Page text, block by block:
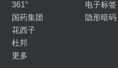
361°
国药集团
花西子
杜邦
更多
电子标签
隐形暗码